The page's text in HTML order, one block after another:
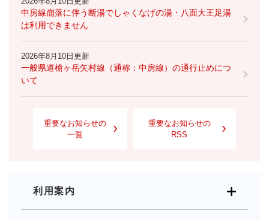
中房線崩落に伴う断湯でしゃくなげの湯・八面大王足湯
は利用できません
2026年8月10日更新
一般県道槍ヶ岳矢村線（通称：中房線）の通行止めにつ
いて
重要なお知らせの
一覧
重要なお知らせの
RSS
利用案内